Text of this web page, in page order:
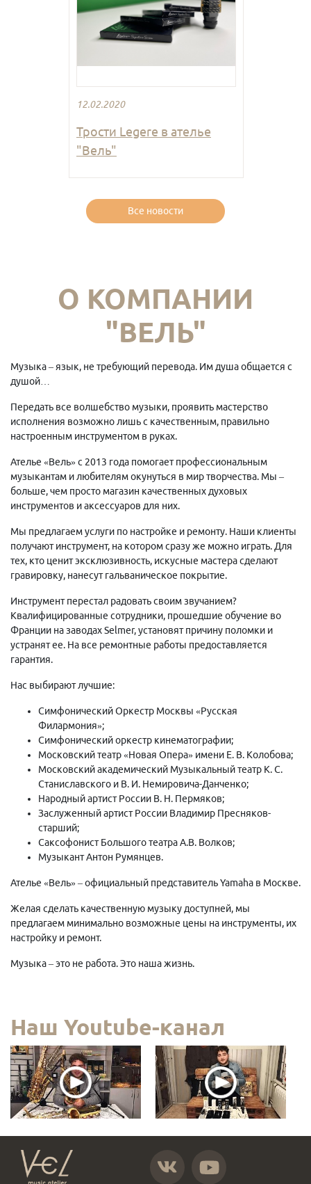
12.02.2020
Трости Legere в ателье
"Вель"
Все новости
О КОМПАНИИ
"ВЕЛЬ"
Музыка – язык, не требующий перевода. Им душа общается с
душой…
Передать все волшебство музыки, проявить мастерство
исполнения возможно лишь с качественным, правильно
настроенным инструментом в руках.
Ателье «Вель» с 2013 года помогает профессиональным
музыкантам и любителям окунуться в мир творчества. Мы –
больше, чем просто магазин качественных духовых
инструментов и аксессуаров для них.
Мы предлагаем услуги по настройке и ремонту. Наши клиенты
получают инструмент, на котором сразу же можно играть. Для
тех, кто ценит эксклюзивность, искусные мастера сделают
гравировку, нанесут гальваническое покрытие.
Инструмент перестал радовать своим звучанием?
Квалифицированные сотрудники, прошедшие обучение во
Франции на заводах Selmer, установят причину поломки и
устранят ее. На все ремонтные работы предоставляется
гарантия.
Нас выбирают лучшие:
Симфонический Оркестр Москвы «Русская
Филармония»;
Симфонический оркестр кинематографии;
Московский театр «Новая Опера» имени Е. В. Колобова;
Московский академический Музыкальный театр К. С.
Станиславского и В. И. Немировича-Данченко;
Народный артист России В. Н. Пермяков;
Заслуженный артист России Владимир Пресняков-
старший;
Саксофонист Большого театра А.В. Волков;
Музыкант Антон Румянцев.
Ателье «Вель» – официальный представитель Yamaha в Москве.
Желая сделать качественную музыку доступней, мы
предлагаем минимально возможные цены на инструменты, их
настройку и ремонт.
Музыка – это не работа. Это наша жизнь.
Наш Youtube-канал